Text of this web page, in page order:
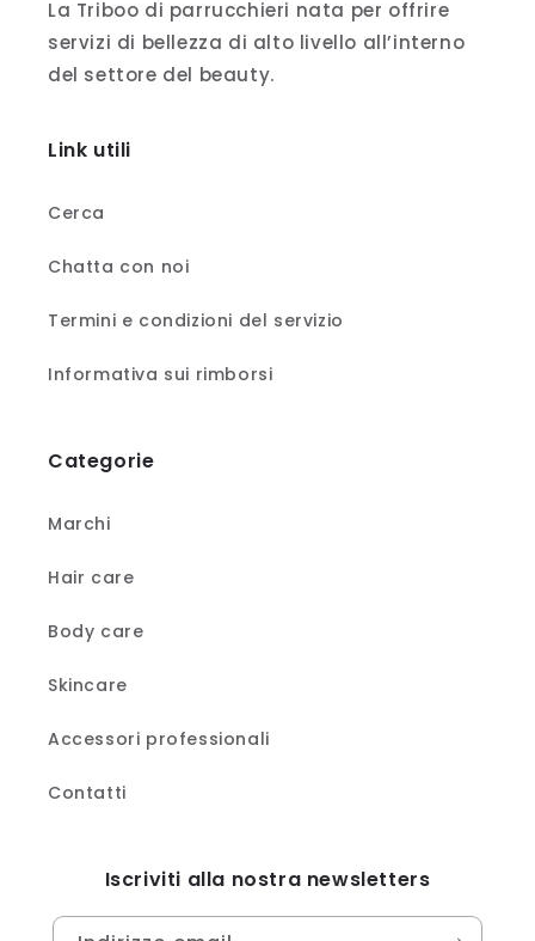
La Triboo di parrucchieri nata per offrire
servizi di bellezza di alto livello all’interno
del settore del beauty.
Link utili
Cerca
Chatta con noi
Termini e condizioni del servizio
Informativa sui rimborsi
Categorie
Marchi
Hair care
Body care
Skincare
Accessori professionali
Contatti
Iscriviti alla nostra newsletters